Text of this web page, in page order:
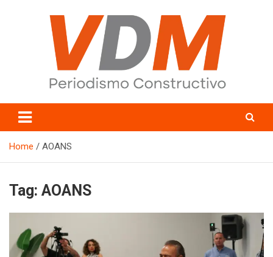
valledelmayo.com
Home AOANS
Tag: AOANS